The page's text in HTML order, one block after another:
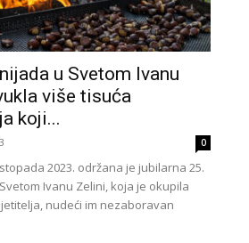
u Svetom Ivanu
više tisuća
koji...
0
2023. održana je jubilarna 25.
Ivanu Zelini, koja je okupila
nudeći im nezaboravan